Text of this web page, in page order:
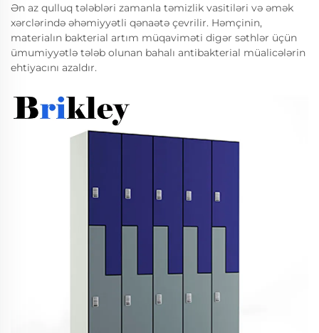
Ən az qulluq tələbləri zamanla təmizlik vasitiləri və əmək
xərclərində əhəmiyyətli qənaətə çevrilir. Həmçinin,
materialın bakterial artım müqaviməti digər səthlər üçün
ümumiyyətlə tələb olunan bahalı antibakterial müalicələrin
ehtiyacını azaldır.